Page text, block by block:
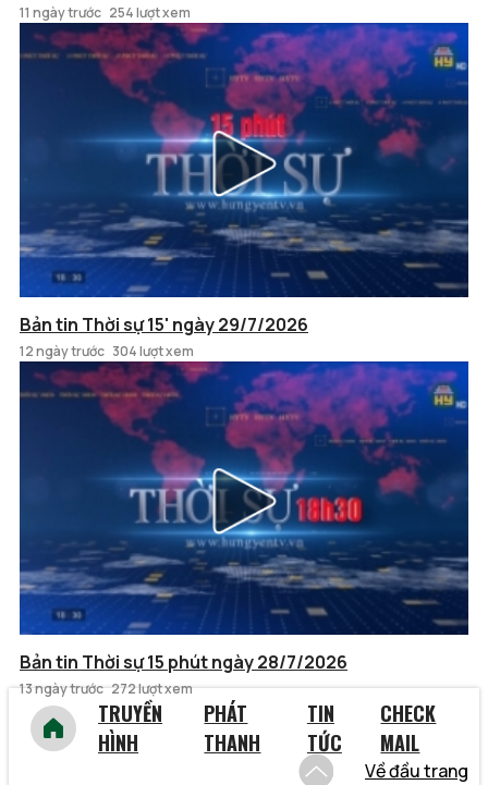
11 ngày trước 254 lượt xem
Bản tin Thời sự 15' ngày 29/7/2026
12 ngày trước 304 lượt xem
Bản tin Thời sự 15 phút ngày 28/7/2026
13 ngày trước 272 lượt xem
TRUYỀN
HÌNH
PHÁT
THANH
TIN
TỨC
CHECK
MAIL
Về đầu trang